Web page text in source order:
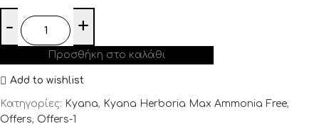
Προσθήκη στο καλάθι
Add to wishlist
Κατηγορίες: Kyana, Kyana Herboria Max Ammonia Free,
Offers, Offers-1